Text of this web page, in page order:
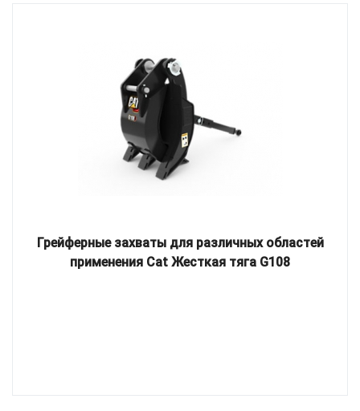
Грейферные захваты для различных областей
применения Cat Жесткая тяга G108